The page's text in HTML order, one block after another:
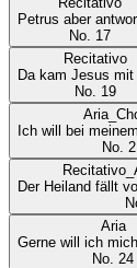
Petrus aber
No. 17
Recitativo
Da kam Jesus mit
No. 19
Ich will bei
No.
Der Heiland fällt
Aria
Gerne will ich
No. 24